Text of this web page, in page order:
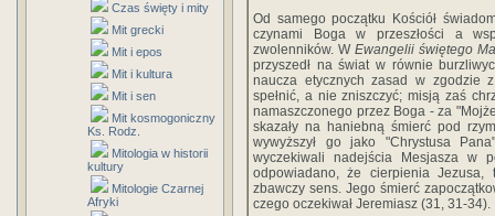
Czas święty i mity
Mit grecki
Mit i epos
Mit i kultura
Mit i sen
Mit kosmogoniczny
Ks. Rodz.
Mitologia w historii
kultury
Mitologie Czarnej
Afryki
Od samego początku Kościół
czynami Boga w przeszłości a
zwolenników. W Ewangelii świętego
przyszedł na świat w równie
naucza etycznych zasad w zgodzie
spełnić, a nie zniszczyć; misją zaś
namaszczonego przez Boga - za
skazały na haniebną śmierć pod
wywyższył go jako "Chrystusa
wyczekiwali nadejścia Mesjasza w
odpowiadano, że cierpienia Jezusa,
zbawczy sens. Jego śmierć
czego oczekiwał Jeremiasz (31, 31-34).